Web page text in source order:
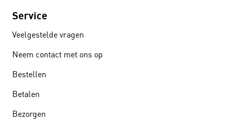
Service
Veelgestelde vragen
Neem contact met ons op
Bestellen
Betalen
Bezorgen